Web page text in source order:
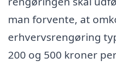
man forvente, at
erhvervsrengøring
200 og 500 kroner